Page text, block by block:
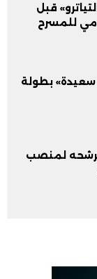
قبل
للمسرح
سعيدة» بطولة
لمنصب